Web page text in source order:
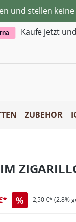
und stellen
Kaufe jetzt
ZUBEHÖR
% 2,50 €*(2.8%